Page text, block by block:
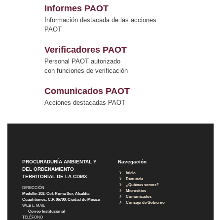
Informes PAOT
Información destacada de las acciones
PAOT
Verificadores PAOT
Personal PAOT autorizado
con funciones de verificación
Comunicados PAOT
Acciones destacadas PAOT
PROCURADURÍA AMBIENTAL Y
DEL ORDENAMIENTO
TERRITORIAL DE LA CDMX
DIRECCIÓN
Medellín 202, Col. Roma Sur, Alcaldía
Cuauhtémoc, C.P. 06700, Ciudad de México
WEB E-MAIL
Correo Institucional
TELÉFONO
Navegación
Inicio
Denuncia
¿Quiénes somos?
Micrositios
Comunicados
Consejo de Gobierno